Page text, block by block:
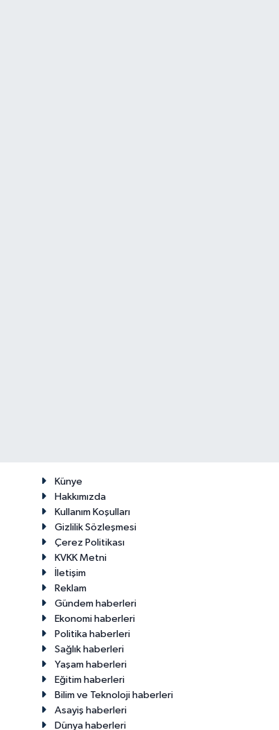
Künye
Hakkımızda
Kullanım Koşulları
Gizlilik Sözleşmesi
Çerez Politikası
KVKK Metni
İletişim
Reklam
Gündem haberleri
Ekonomi haberleri
Politika haberleri
Sağlık haberleri
Yaşam haberleri
Eğitim haberleri
Bilim ve Teknoloji haberleri
Asayiş haberleri
Dünya haberleri